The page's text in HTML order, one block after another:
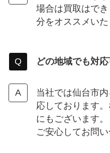
場合は買取はで
分をオススメいた
どの地域でも対
当社では仙台市
応しております
にもございます。
ご安心してお問い